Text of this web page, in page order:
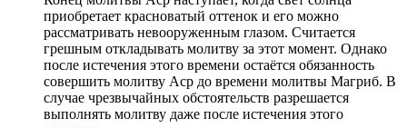
приобретает красноватый оттенок и его можно
рассматривать невооруженным глазом. Считается
грешным откладывать молитву за этот момент. Однако
после истечения этого времени остаётся обязанность
совершить молитву Аср до времени молитвы Магриб. В
случае чрезвычайных обстоятельств разрешается
выполнять молитву даже после истечения этого